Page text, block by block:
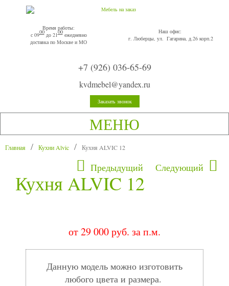
Время работы:
с 0900до 2100ежедневно
доставка по Москве и МО
Наш офис:
г. Люберцы, ул. Гагарина, д.26 корп.2
+7 (926) 036-65-69
kvdmebel@yandex.ru
Заказать звонок
МЕНЮ
Главная Кухни Alvic Кухня ALVIC 12
Предыдущий Следующий
Кухня ALVIC 12
от 29 000 руб. за п.м.
Данную модель можно изготовить
любого цвета и размера.